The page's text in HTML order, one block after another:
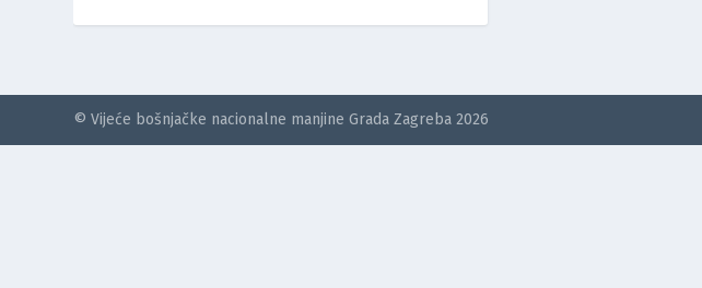
© Vijeće bošnjačke nacionalne manjine Grada Zagreba 2026